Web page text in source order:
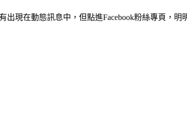
現在動態訊息中，但點進Facebook粉絲專頁，